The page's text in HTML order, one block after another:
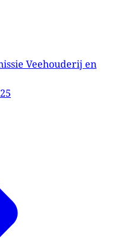
Veehouderij en